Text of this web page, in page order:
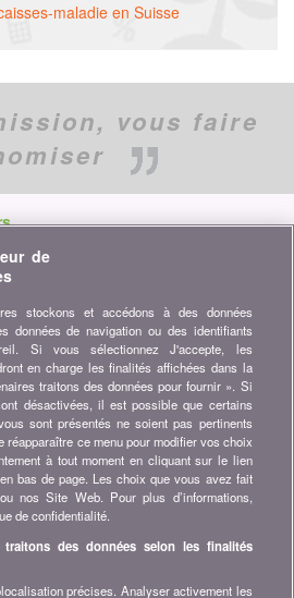
maladie en Suisse
vous faire
Recevez nos
dans les domaines tels que
de consommation et bien plus...
tous les conseils et astuces pour
de
stockons et accédons à des données
données de navigation ou des identifiants
Si vous sélectionnez J'accepte, les
en charge les finalités affichées dans la
traitons des données pour fournir ». Si
désactivées, il est possible que certains
sont présentés ne soient pas pertinents
réapparaître ce menu pour modifier vos choix
à tout moment en cliquant sur le lien
bas de page. Les choix que vous avez fait
nos Site Web. Pour plus d’informations,
de confidentialité.
des données selon les finalités
précises. Analyser activement les